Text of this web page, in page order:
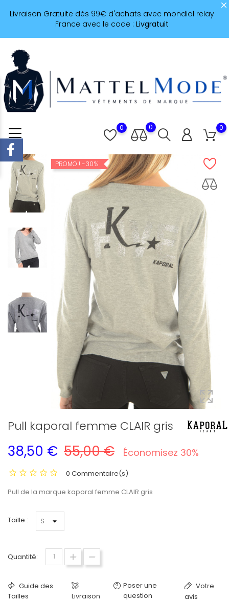
Livraison Gratuite dès 99€ d'achats avec mondial relay
France avec le code : Livgratuit
0
0
0
PROMO ! -30%
Pull kaporal femme CLAIR gris
38,50 € 55,00 € Économisez 30%
0 Commentaire(s)
Pull de la marque kaporal femme CLAIR gris
Taille :
Quantité:
Guide des
Tailles
Livraison
Poser une
question
Votre
avis